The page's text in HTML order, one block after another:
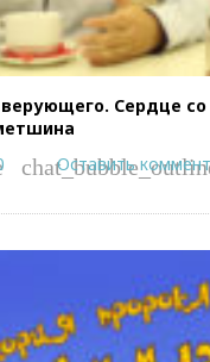
Сердце
Оставить